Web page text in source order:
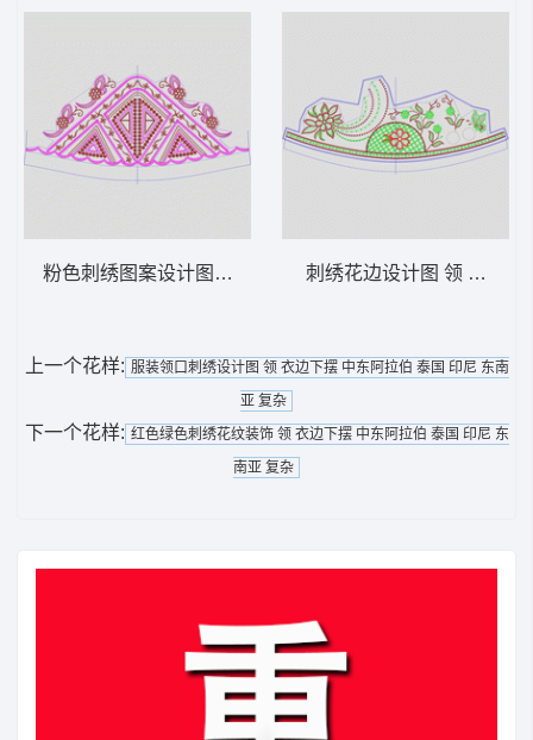
粉色刺绣图案设计图 领 衣边下摆 中东阿拉刺绣花边设计图 领 衣边下
上一个花样: 服装领口刺绣设计图 领 衣边下摆 中东阿拉伯 泰国 印尼 东南
亚 复杂
下一个花样: 红色绿色刺绣花纹装饰 领 衣边下摆 中东阿拉伯 泰国 印尼 东
南亚 复杂